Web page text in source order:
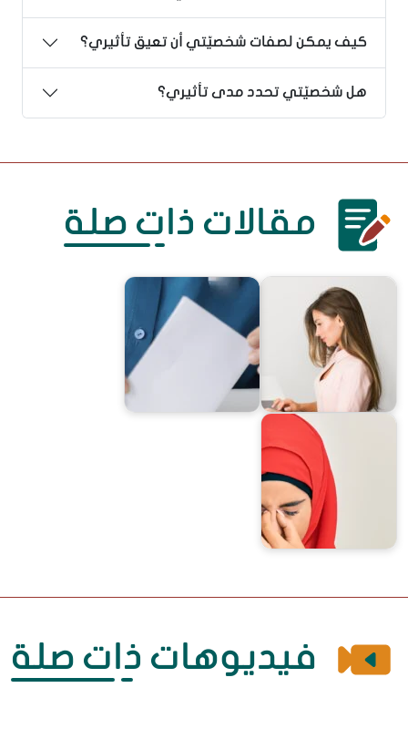
كيف يمكن لصفات شخصيّتي أن تعيق تأثيري؟
هل شخصيّتي تحدد مدى تأثيري؟
مقالات ذات صلة
هل كوني امرأة يحدّ من تأثيري؟
فيديوهات ذات صلة